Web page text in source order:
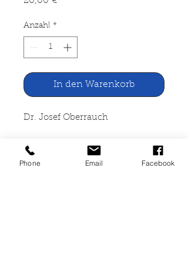
Anzahl *
In den Warenkorb
Dr. Josef Oberrauch
Das Testament Jesu, Wahrheit
und Verirrung
Phone Email Facebook